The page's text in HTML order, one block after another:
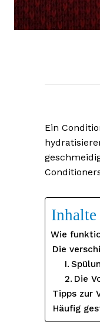
Ein
Inhalte
Wie
Die
Die
Tipps zur
Häufig